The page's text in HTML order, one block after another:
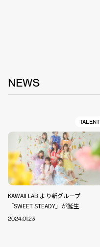
NEWS
TALENT
KAWAII LAB.より新グループ
「SWEET STEADY」が誕生
2024.01.23